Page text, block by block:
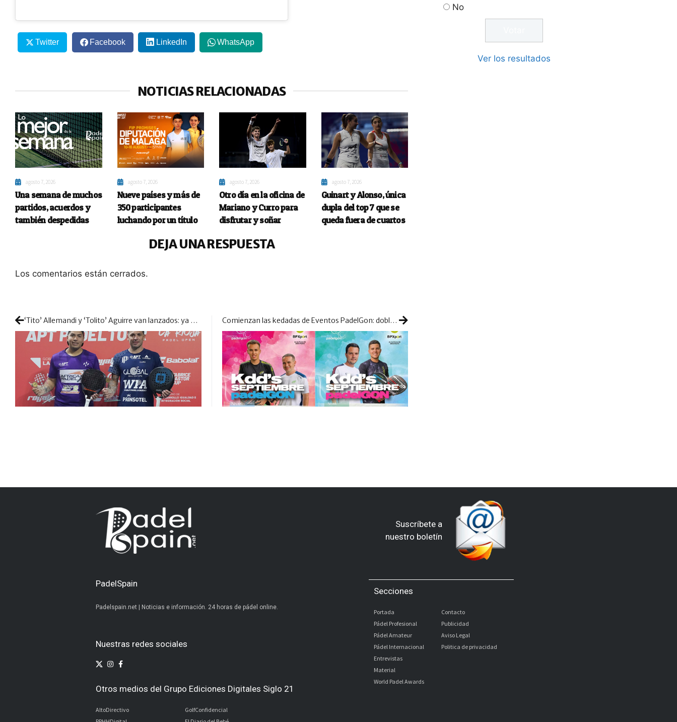
Twitter Facebook LinkedIn WhatsApp
NOTICIAS RELACIONADAS
agosto 7, 2026
Una semana de muchos
partidos, acuerdos y
también despedidas
agosto 7, 2026
Nueve países y más de
350 participantes
luchando por un título
agosto 7, 2026
Otro día en la oficina de
Mariano y Curro para
disfrutar y soñar
agosto 7, 2026
Guinart y Alonso, única
dupla del top 7 que se
queda fuera de cuartos
DEJA UNA RESPUESTA
Los comentarios están cerrados.
‘Tito’ Allemandi y ‘Tolito’ Aguirre van lanzados: ya amenazan de cerca el nº1 Comienzan las kedadas de Eventos PadelGon: doble sesión para iniciar septiembre
No
Ver los resultados
Suscríbete a
nuestro boletín
PadelSpain
Padelspain.net | Noticias e información. 24 horas de pádel online.
Nuestras redes sociales
Otros medios del Grupo Ediciones Digitales Siglo 21
AltoDirectivo
GolfConfidencial
Secciones
Portada
Pádel Profesional
Pádel Amateur
Pádel Internacional
Entrevistas
Material
World Padel Awards
Contacto
Publicidad
Aviso Legal
Politica de privacidad